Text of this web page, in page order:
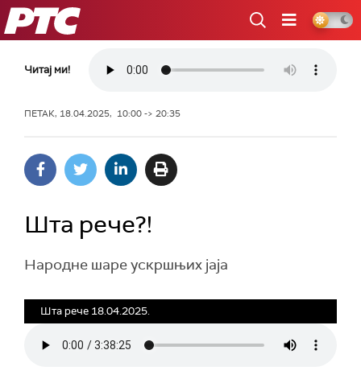
РТС
Читај ми!
ПЕТАК, 18.04.2025, 10:00 -> 20:35
Шта рече?!
Народне шаре ускршњих јаја
Шта рече 18.04.2025.